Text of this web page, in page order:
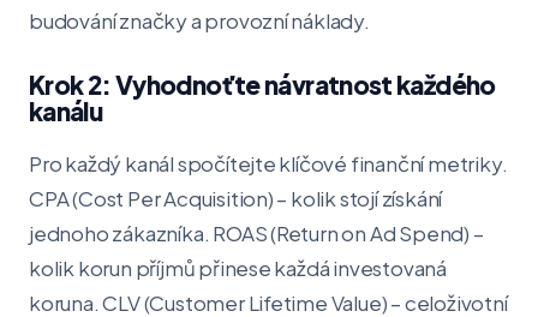
budování značky a provozní náklady.
Krok 2: Vyhodnoťte návratnost každého
kanálu
Pro každý kanál spočítejte klíčové finanční metriky.
CPA (Cost Per Acquisition) – kolik stojí získání
jednoho zákazníka. ROAS (Return on Ad Spend) –
kolik korun příjmů přinese každá investovaná
koruna. CLV (Customer Lifetime Value) – celoživotní